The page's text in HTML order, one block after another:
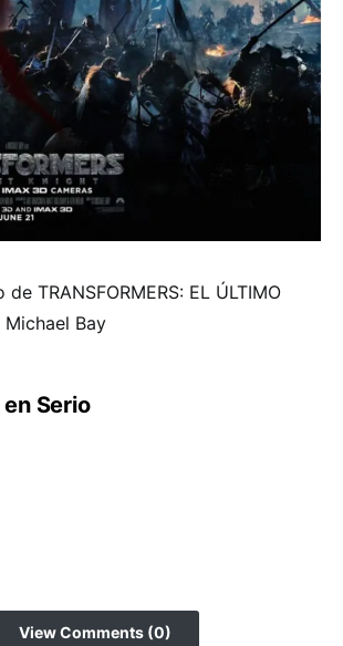
TRANSFORMERS: EL ÚLTIMO
Michael Bay
en Serio
View Comments (0)